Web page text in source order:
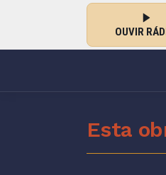
OUVIR
COM DEUS com COOP.
Esta